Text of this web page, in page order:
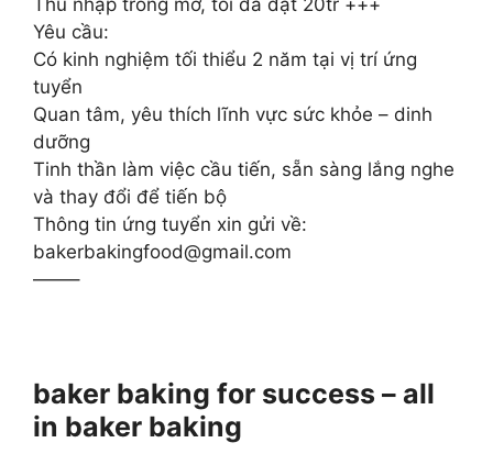
Yêu cầu:
Có kinh nghiệm tối thiểu 2 năm tại vị trí ứng
tuyển
Quan tâm, yêu thích lĩnh vực sức khỏe – dinh
dưỡng
Tinh thần làm việc cầu tiến, sẵn sàng lắng nghe
và thay đổi để tiến bộ
Thông tin ứng tuyển xin gửi về:
bakerbakingfood@gmail.com
——–
baker baking for success – all
in baker baking